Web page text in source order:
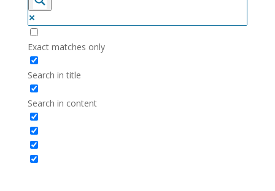
Exact matches only
Search in title
Search in content